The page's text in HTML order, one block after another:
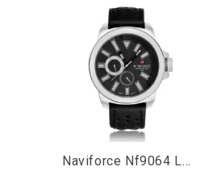
Naviforce Nf9064 Luxury Miesten Sotilasrannekello Vedenpitävä Urheilullinen Nahkainen Kvartsikello